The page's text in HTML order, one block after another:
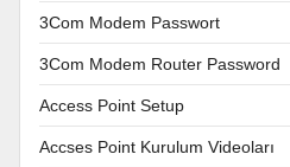
3Com Modem Passwort
3Com Modem Router Password
Access Point Setup
Accses Point Kurulum Videoları